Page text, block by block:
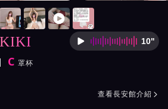
按摩師
10"
C 罩杯
風格與特色
按摩會館介紹與班表
查看長安館介紹 
片介紹及客戶評價截屏展示